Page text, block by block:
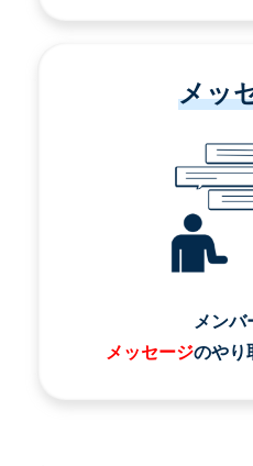
メッ
メンバ
メッセージのやり